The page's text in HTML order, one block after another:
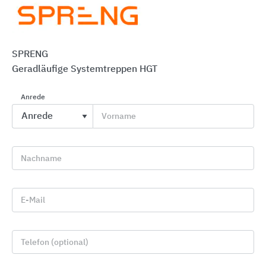
Objekt
Treppenanlage über acht Geschosse mit
Außenwangen aus Profilstahl mit dazwischen
verschraubten Gitterrosttritten. Tragkonstruktion
Rohrhandlauf. Treppenanlage komplett
feuerverzinkt und lackiert.
SPRENG
Geradläufige Systemtreppen HGT
Anrede
Vorname
Nachname
E-Mail
Telefon (optional)